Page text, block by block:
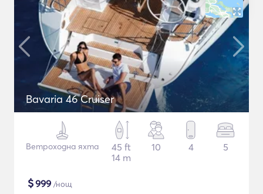
Bavaria 46 Cruiser
Ветроходна яхта
45 ft
14 m
10 4 5
$999 /нощ